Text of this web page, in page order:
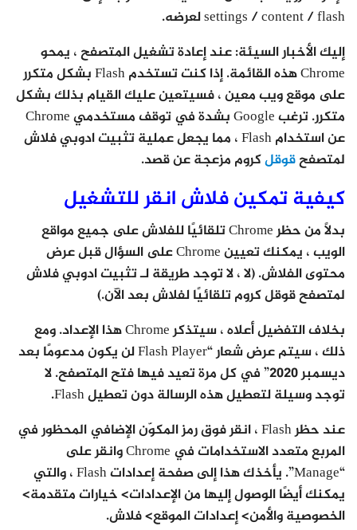
settings / content / flash لعرضه.
إليك الأخبار السيئة: عند إعادة تشغيل المتصفح ، يمحو
Chrome هذه القائمة. إذا كنت تستخدم Flash بشكل متكرر
على موقع ويب معين ، فسيتعين عليك القيام بذلك بشكل
متكرر. ترغب Google بشدة في توقف مستخدمي Chrome
عن استخدام Flash ، مما يجعل عملية تثبيت ادوبي فلاش
لمتصفحقوقلكروم مزعجة عن قصد.
كيفية تمكين فلاش انقر للتشغيل
بدلاً من حظر Chrome تلقائيًا للفلاش على جميع مواقع
الويب ، يمكنك تعيين Chrome على السؤال قبل عرض
محتوى الفلاش. (لا ، لا توجد طريقة لـ تثبيت ادوبي فلاش
لمتصفح قوقل كروم تلقائيًا لفلاش بعد الآن.)
بخلاف التفضيل أعلاه ، سيتذكر Chrome هذا الإعداد. ومع
ذلك ، سيتم عرض شعار “Flash Player لن يكون مدعومًا بعد
ديسمبر 2020” في كل مرة تعيد فيها فتح المتصفح. لا
توجد وسيلة لتعطيل هذه الرسالة دون تعطيل Flash.
عند حظر Flash ، انقر فوق رمز المكوّن الإضافي المحظور في
المربع متعدد الاستخدامات في Chrome وانقر على
“Manage”. يأخذك هذا إلى صفحة إعدادات Flash ، والتي
يمكنك أيضًا الوصول إليها من الإعدادات> خيارات متقدمة>
الخصوصية والأمن> إعدادات الموقع> فلاش.